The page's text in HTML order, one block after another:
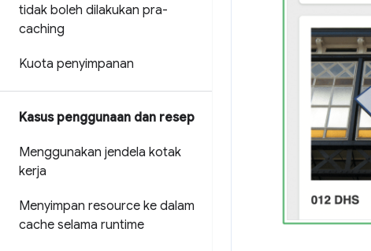
tidak boleh dilakukan pra-
caching
Kuota penyimpanan
Kasus penggunaan dan resep
Menggunakan jendela kotak
kerja
Menyimpan resource ke dalam
cache selama runtime